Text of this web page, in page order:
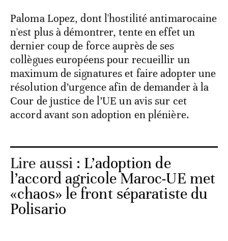
Paloma Lopez, dont l'hostilité antimarocaine
n'est plus à démontrer, tente en effet un
dernier coup de force auprès de ses
collègues européens pour recueillir un
maximum de signatures et faire adopter une
résolution d’urgence afin de demander à la
Cour de justice de l’UE un avis sur cet
accord avant son adoption en plénière.
Lire aussi : L’adoption de
l’accord agricole Maroc-UE met
«chaos» le front séparatiste du
Polisario